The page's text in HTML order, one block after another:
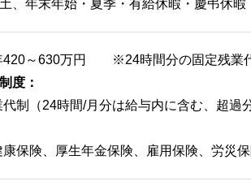
、年末年始・夏季・有給休暇・慶弔
420～630万円 ※24時間分の固定残業
度：
制（24時間/月分は給与内に含む、超
康保険、厚生年金保険、雇用保険、労災